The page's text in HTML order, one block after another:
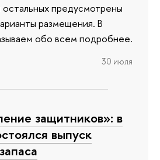
предусмотрены
размещения. В
обо всем подробнее.
30 июля
защитников»: в
выпуск